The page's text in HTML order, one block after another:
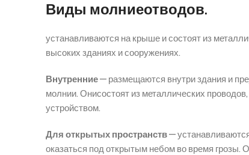
Виды молниеотводов.
устанавливаются на крыше и состоят из
высоких зданиях и сооружениях.
Внутренние— размещаются внутри здания и
молнии. Онисостоят из металлических
устройством.
Для открытых пространств—
оказаться под открытым небом во время